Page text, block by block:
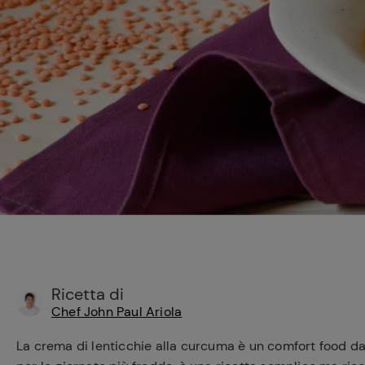
Cavolo romanesco al
forno con ‘nduja
Bisque di gamberi:
l'ideale per insaporire
i tuoi piatti di pesce!
Ricetta di
Chef John Paul Ariola
La crema di lenticchie alla curcuma è un comfort food